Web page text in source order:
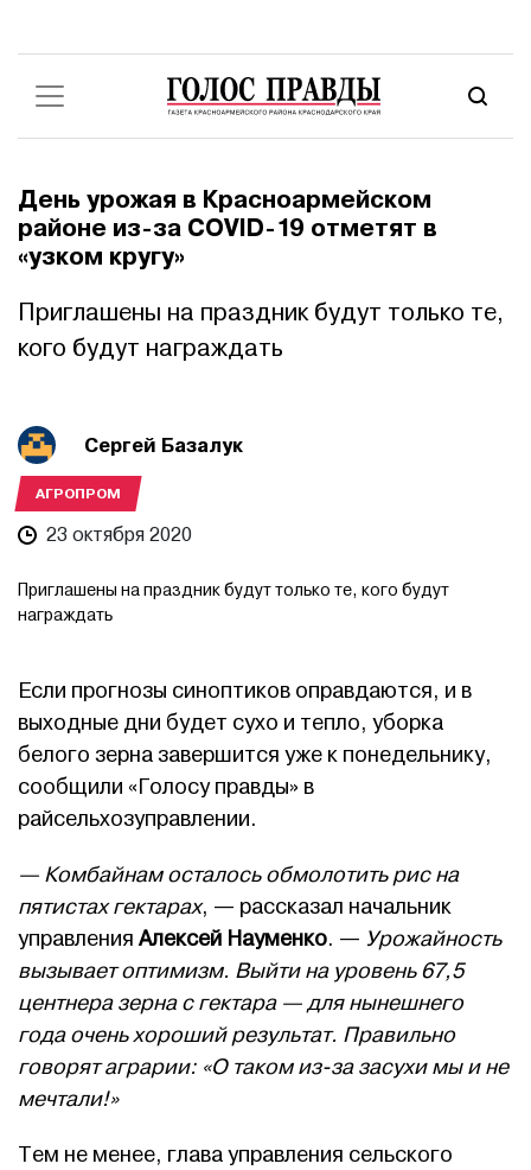
День урожая в Красноармейском
районе из-за COVID-19 отметят в
«узком кругу»
Приглашены на праздник будут только те,
кого будут награждать
Сергей Базалук
АГРОПРОМ
23 октября 2020
Приглашены на праздник будут только те, кого будут
награждать
Если прогнозы синоптиков оправдаются, и в
выходные дни будет сухо и тепло, уборка
белого зерна завершится уже к понедельнику,
сообщили «Голосу правды» в
райсельхозуправлении.
— Комбайнам осталось обмолотить рис на
пятистах гектарах, — рассказал начальник
управления Алексей Науменко. — Урожайность
вызывает оптимизм. Выйти на уровень 67,5
центнера зерна с гектара — для нынешнего
года очень хороший результат. Правильно
говорят аграрии: «О таком из-за засухи мы и не
мечтали!»
Тем не менее, глава управления сельского